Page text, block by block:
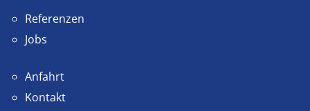
Referenzen
Jobs
Anfahrt
Kontakt